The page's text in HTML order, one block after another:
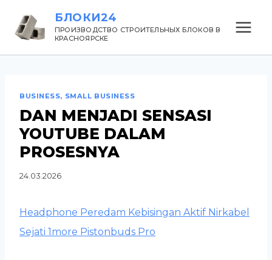
БЛОКИ24
ПРОИЗВОДСТВО СТРОИТЕЛЬНЫХ БЛОКОВ В
КРАСНОЯРСКЕ
BUSINESS, SMALL BUSINESS
DAN MENJADI SENSASI
YOUTUBE DALAM
PROSESNYA
24.03.2026
Headphone Peredam Kebisingan Aktif Nirkabel
Sejati 1more Pistonbuds Pro